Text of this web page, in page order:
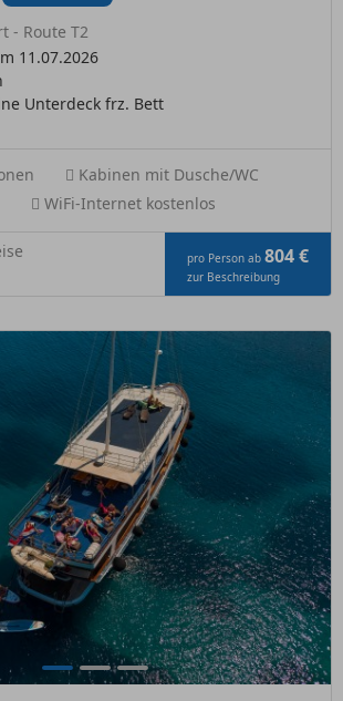
- Route T2
11.07.2026
Unterdeck frz. Bett
Kabinen mit Dusche/WC
WiFi-Internet kostenlos
pro Person ab 804 €
zur Beschreibung